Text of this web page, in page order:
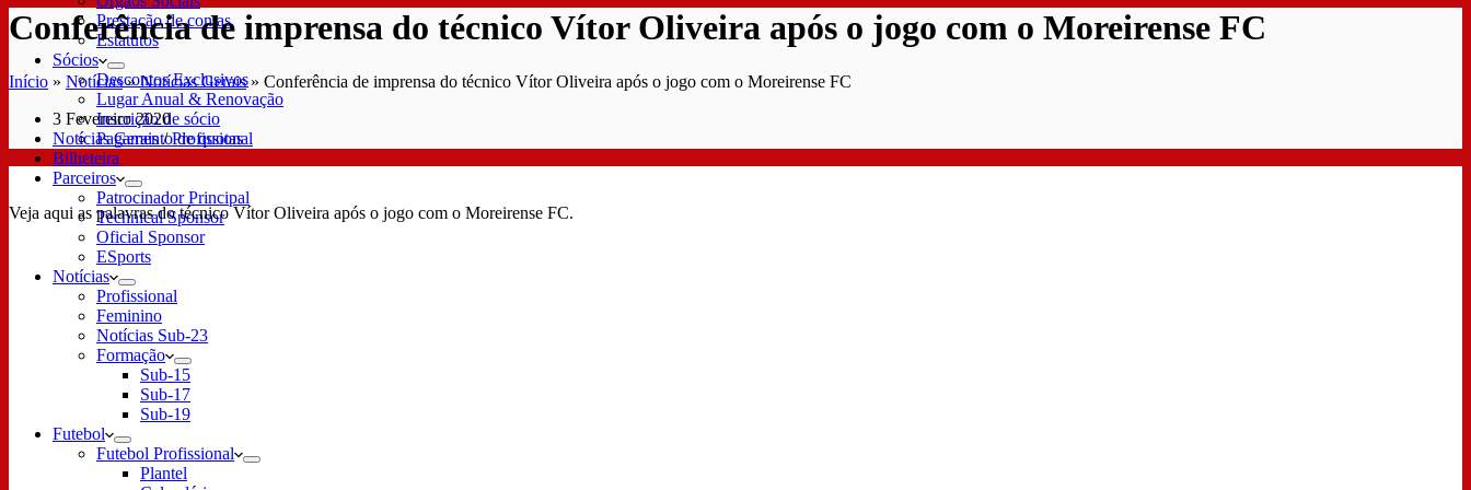
Prestação de contas
Estatutos
Sócios
Descontos Exclusivos
Lugar Anual & Renovação
Inscrição de sócio
Pagamento de quotas
Bilheteira
Parceiros
Patrocinador Principal
Technical Sponsor
Oficial Sponsor
ESports
Notícias
Profissional
Feminino
Notícias Sub-23
Formação
Sub-15
Sub-17
Sub-19
Futebol
Futebol Profissional
Plantel
Conferência de imprensa do técnico Vítor Oliveira após o jogo com o Moreirense FC
Início » Notícias»Notícias Gerais» Conferência de imprensa do técnico Vítor Oliveira após o jogo com o Moreirense FC
3 Fevereiro 2020
Notícias Gerais/Profissional
Veja aqui as palavras do técnico Vítor Oliveira após o jogo com o Moreirense FC.